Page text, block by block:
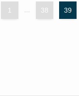
1 38 39